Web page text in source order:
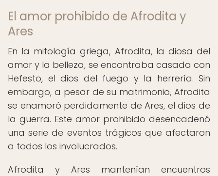
El amor prohibido de Afrodita y
Ares
En la mitología griega, Afrodita, la diosa del
amor y la belleza, se encontraba casada con
Hefesto, el dios del fuego y la herrería. Sin
embargo, a pesar de su matrimonio, Afrodita
se enamoró perdidamente de Ares, el dios de
la guerra. Este amor prohibido desencadenó
una serie de eventos trágicos que afectaron
a todos los involucrados.
Afrodita y Ares mantenían encuentros